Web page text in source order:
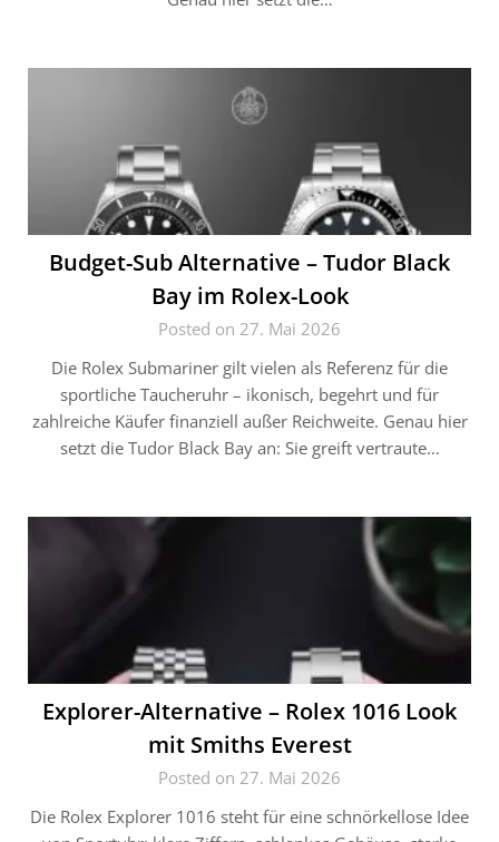
Budget-Sub Alternative – Tudor Black
Bay im Rolex-Look
Posted on 27. Mai 2026
Die Rolex Submariner gilt vielen als Referenz für die
sportliche Taucheruhr – ikonisch, begehrt und für
zahlreiche Käufer finanziell außer Reichweite. Genau hier
setzt die Tudor Black Bay an: Sie greift vertraute…
Explorer-Alternative – Rolex 1016 Look
mit Smiths Everest
Posted on 27. Mai 2026
Die Rolex Explorer 1016 steht für eine schnörkellose Idee